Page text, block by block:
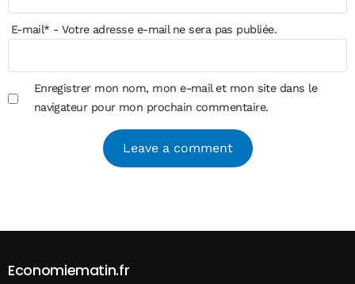
E-mail*- Votre adresse e-mail ne sera pas publiée.
Enregistrer mon nom, mon e-mail et mon site dans le
navigateur pour mon prochain commentaire.
Economiematin.fr